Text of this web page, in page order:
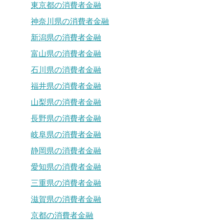
東京都の消費者金融
神奈川県の消費者金融
新潟県の消費者金融
富山県の消費者金融
石川県の消費者金融
福井県の消費者金融
山梨県の消費者金融
長野県の消費者金融
岐阜県の消費者金融
静岡県の消費者金融
愛知県の消費者金融
三重県の消費者金融
滋賀県の消費者金融
京都の消費者金融